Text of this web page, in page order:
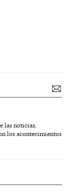
las noticias,
los acontecimientos